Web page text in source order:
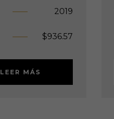
2019
$936.57
LEER MÁS